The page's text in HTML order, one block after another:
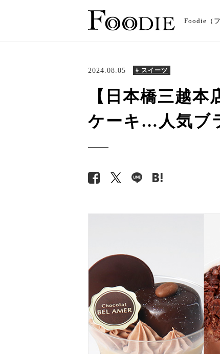
Foodie（
2024.08.05 # スイーツ
【日本橋三越
ケーキ…人気ブ